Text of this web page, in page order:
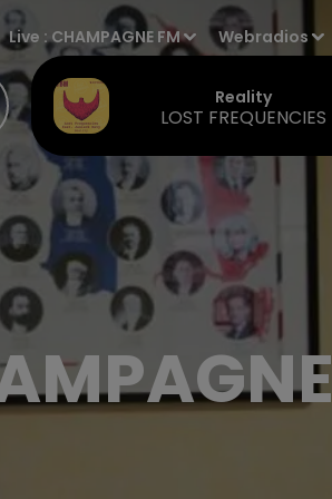
Live :CHAMPAGNE FM Webradios
Reality
LOST FREQUENCIES